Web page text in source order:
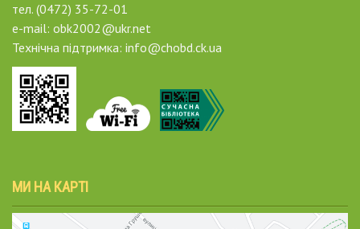
тел. (0472) 35-72-01
e-mail: obk2002@ukr.net
Технічна підтримка: info@chobd.ck.ua
МИ НА КАРТІ